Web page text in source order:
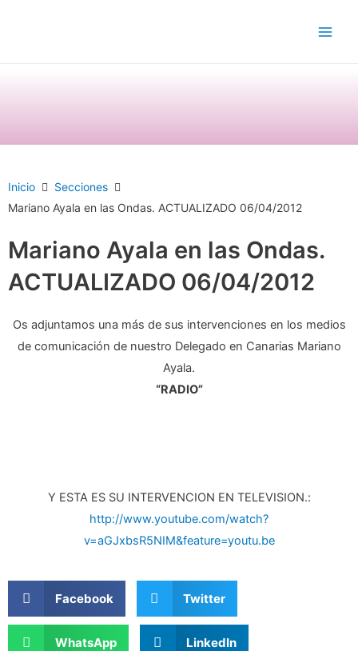
Inicio
Secciones
Mariano Ayala en las Ondas. ACTUALIZADO 06/04/2012
Mariano Ayala en las Ondas.
ACTUALIZADO 06/04/2012
Os adjuntamos una más de sus intervenciones en los medios
de comunicación de nuestro Delegado en Canarias Mariano
Ayala.
“RADIO”
Y ESTA ES SU INTERVENCION EN TELEVISION.:
http://www.youtube.com/watch?
v=aGJxbsR5NIM&feature=youtu.be
Facebook Twitter
WhatsApp LinkedIn